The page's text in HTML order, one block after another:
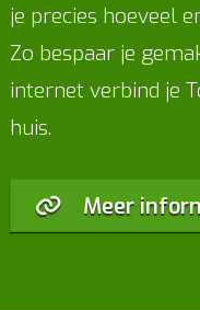
je precies hoeveel
Zo bespaar je
internet verbind je
huis.
Meer